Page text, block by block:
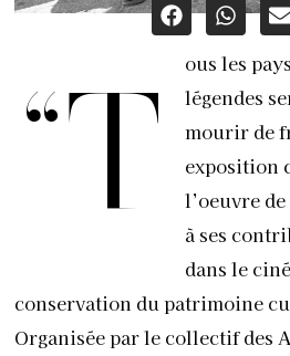
“T
ous les
légendes
mourir de
exposition
l’oeuvre
à ses
dans le
conservation du patrimoine
Organisée par le collectif des